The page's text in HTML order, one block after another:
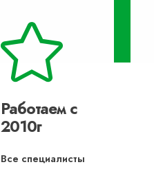
Работаем с
2010г
Все специалисты